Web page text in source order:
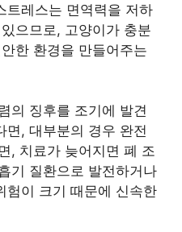
트레스는 면역력을 저하
으므로, 고양이가 충분
한 환경을 만들어주는
의 징후를 조기에 발견
면, 대부분의 경우 완전
, 치료가 늦어지면 폐 조
기 질환으로 발전하거나
험이 크기 때문에 신속한